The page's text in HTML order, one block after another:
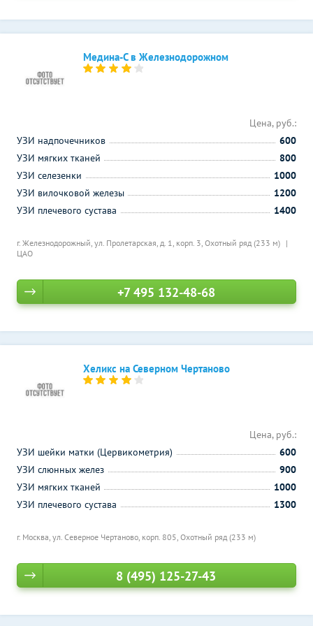
Медина-С в Железнодорожном
г. Железнодорожный, ул. Пролетарская, д. 1, корп. 3, Охотный ряд (233 м)
ЦАО
Цена, руб.:
УЗИ надпочечников
600
УЗИ мягких тканей
800
УЗИ селезенки
1000
УЗИ вилочковой железы
1200
УЗИ плечевого сустава
1400
+7 495 132-48-68
Хеликс на Северном Чертаново
г. Москва, ул. Северное Чертаново, корп. 805, Охотный ряд (233 м)
Цена, руб.:
УЗИ шейки матки (Цервикометрия)
600
УЗИ слюнных желез
900
УЗИ мягких тканей
1000
УЗИ плечевого сустава
1300
8 (495) 125-27-43